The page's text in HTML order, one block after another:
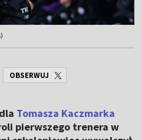
OBSERWUJ
Tomasza Kaczmarka
pierwszego trenera w